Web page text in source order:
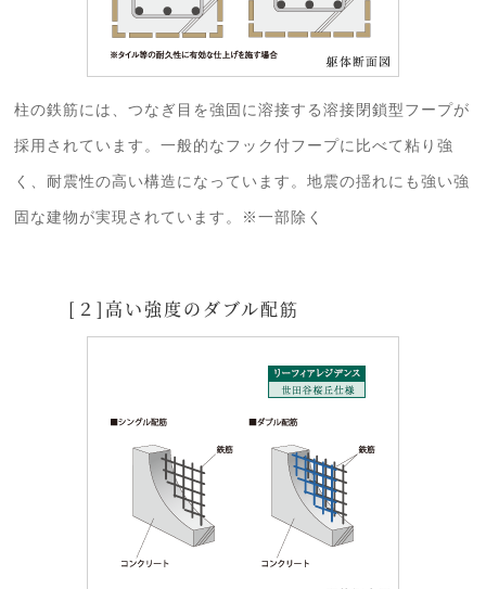
柱の鉄筋には、つなぎ目を強固に溶接する溶接閉鎖型フープが
採用されています。一般的なフック付フープに比べて粘り強
く、耐震性の高い構造になっています。地震の揺れにも強い強
固な建物が実現されています。※一部除く
[２]高い強度のダブル配筋